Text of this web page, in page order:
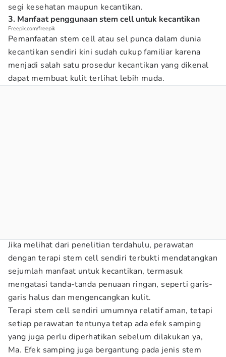
segi kesehatan maupun kecantikan.
3. Manfaat penggunaan stem cell untuk kecantikan
Freepik.com/freepik
Pemanfaatan stem cell atau sel punca dalam dunia
kecantikan sendiri kini sudah cukup familiar karena
menjadi salah satu prosedur kecantikan yang dikenal
dapat membuat kulit terlihat lebih muda.
Jika melihat dari penelitian terdahulu, perawatan
dengan terapi stem cell sendiri terbukti mendatangkan
sejumlah manfaat untuk kecantikan, termasuk
mengatasi tanda-tanda penuaan ringan, seperti garis-
garis halus dan mengencangkan kulit.
Terapi stem cell sendiri umumnya relatif aman, tetapi
setiap perawatan tentunya tetap ada efek samping
yang juga perlu diperhatikan sebelum dilakukan ya,
Ma. Efek samping juga bergantung pada jenis stem